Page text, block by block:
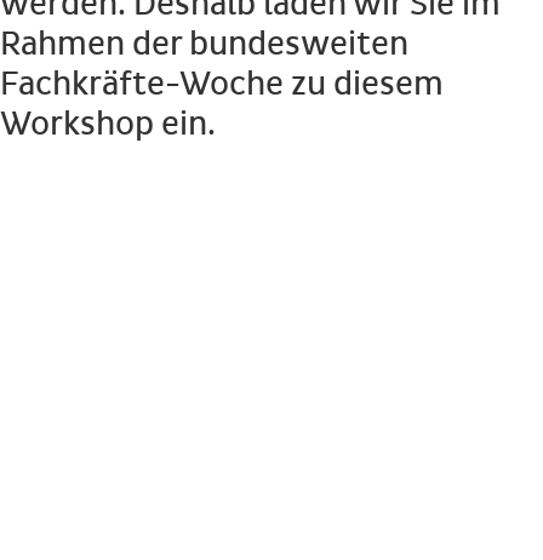
Rahmen der bundesweiten
Fachkräfte-Woche zu diesem
Workshop ein.